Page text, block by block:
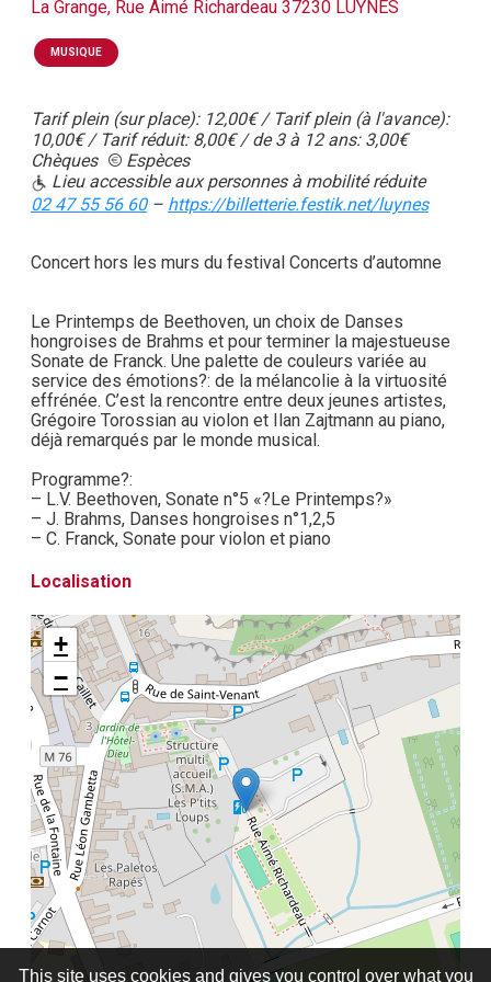
La Grange, Rue Aimé Richardeau 37230 LUYNES
MUSIQUE
Tarif plein (sur place): 12,00€ / Tarif plein (à l'avance):
10,00€ / Tarif réduit: 8,00€ / de 3 à 12 ans: 3,00€
Chèques
Espèces
Lieu accessible aux personnes à mobilité réduite
02 47 55 56 60– https://billetterie.festik.net/luynes
Concert hors les murs du festival Concerts d’automne
Le Printemps de Beethoven, un choix de Danses
hongroises de Brahms et pour terminer la majestueuse
Sonate de Franck. Une palette de couleurs variée au
service des émotions?: de la mélancolie à la virtuosité
effrénée. C’est la rencontre entre deux jeunes artistes,
Grégoire Torossian au violon et Ilan Zajtmann au piano,
déjà remarqués par le monde musical.
Programme?:
– L.V. Beethoven, Sonate n°5 «?Le Printemps?»
– J. Brahms, Danses hongroises n°1,2,5
– C. Franck, Sonate pour violon et piano
Localisation
+
−
This site uses cookies and gives you control over what you